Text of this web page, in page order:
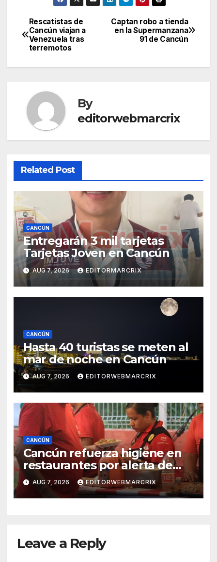
Post
navigation
Captan robo a tienda
en la Supermanzana
91 de Cancún
Rescatistas de
Cancún viajan a
Venezuela tras
terremotos
By
editorwebmarcrix
Related Post
CANCÚN
Entregarán 3 mil tarjetas
Tarjetas Joven en Cancún
AUG 7, 2026 EDITORMARCRIX
CANCÚN
Hasta 40 turistas se meten al
mar de noche en Cancún
AUG 7, 2026 EDITORWEBMARCRIX
CANCÚN
Cancún refuerza higiene en
restaurantes por alerta de
infecciones intestinales
AUG 7, 2026 EDITORWEBMARCRIX
Leave a Reply